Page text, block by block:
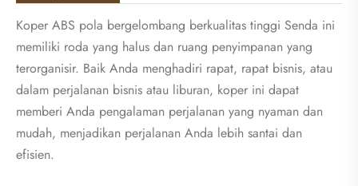
Koper ABS pola bergelombang berkualitas tinggi Senda ini
memiliki roda yang halus dan ruang penyimpanan yang
terorganisir. Baik Anda menghadiri rapat, rapat bisnis, atau
dalam perjalanan bisnis atau liburan, koper ini dapat
memberi Anda pengalaman perjalanan yang nyaman dan
mudah, menjadikan perjalanan Anda lebih santai dan
efisien.